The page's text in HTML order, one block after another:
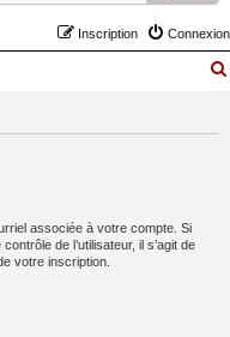
Connexion
Inscription
associée à votre compte. Si
de l’utilisateur, il s’agit de
votre inscription.